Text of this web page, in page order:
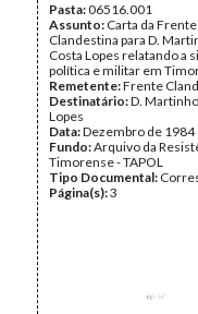
Pasta:06516.001
Assunto: Carta da Frente
Clandestina para D.
Costa Lopes relatando a
política e militar em
Remetente:Frente
Destinatário:D.
Lopes
Data:Dezembro de 1984
Fundo:Arquivo da
Timorense - TAPOL
Tipo Documental:
Página(s):3